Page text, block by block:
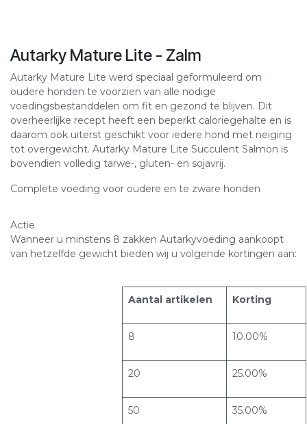
Autarky Mature Lite - Zalm
Autarky Mature Lite werd speciaal geformuleerd om
oudere honden te voorzien van alle nodige
voedingsbestanddelen om fit en gezond te blijven. Dit
overheerlijke recept heeft een beperkt caloriegehalte en is
daarom ook uiterst geschikt voor iedere hond met neiging
tot overgewicht. Autarky Mature Lite Succulent Salmon is
bovendien volledig tarwe-, gluten- en sojavrij.
Complete voeding voor oudere en te zware honden
Actie
Wanneer u minstens 8 zakken Autarkyvoeding aankoopt
van hetzelfde gewicht bieden wij u volgende kortingen aan:
Aantal artikelen Korting
8 10.00%
20 25.00%
50 35.00%